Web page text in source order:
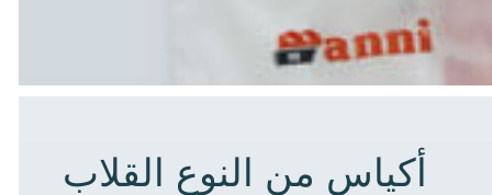
أكياس من النوع القلاب